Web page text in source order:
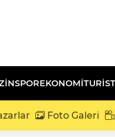
SPOREKONOMİ
Foto Galeri